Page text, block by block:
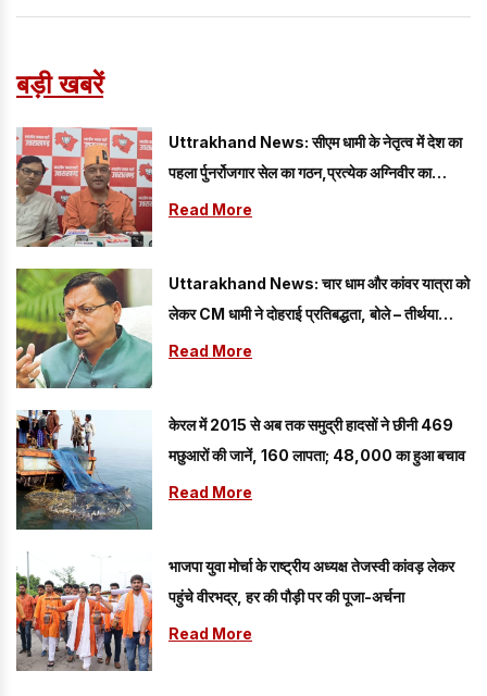
बड़ी खबरें
Uttrakhand News: सीएम धामी के नेतृत्व में देश का
पहला र्पुनर्रोजगार सेल का गठन,प्रत्येक अग्निवीर का
रोजगार
Read More
Uttarakhand News: चार धाम और कांवर यात्रा को
लेकर CM धामी ने दोहराई प्रतिबद्धता, बोले – तीर्थयात्रियों
की सुरक्षा...
Read More
केरल में 2015 से अब तक समुद्री हादसों ने छीनी 469
मछुआरों की जानें, 160 लापता; 48,000 का हुआ बचाव
Read More
भाजपा युवा मोर्चा के राष्ट्रीय अध्यक्ष तेजस्वी कांवड़ लेकर
पहुंचे वीरभद्र, हर की पौड़ी पर की पूजा-अर्चना
Read More